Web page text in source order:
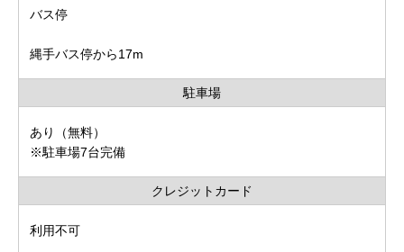
バス停
縄手バス停から17m
駐車場
あり（無料）
※駐車場7台完備
クレジットカード
利用不可